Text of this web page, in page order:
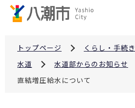
トップページ くらし・手続き
水道
水道部からのお知らせ
直結増圧給水について